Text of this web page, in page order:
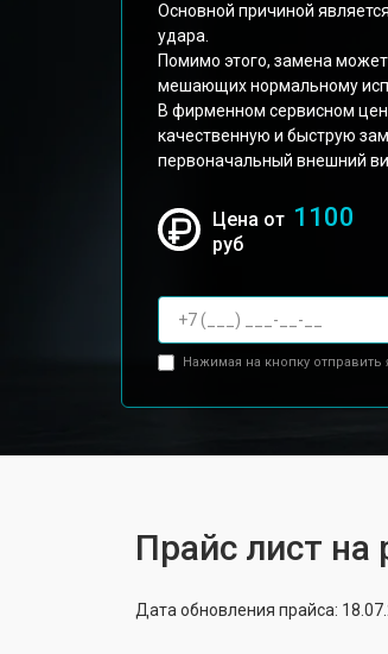
Основной причиной
удара.
Помимо этого, замена
мешающих нормальному
В фирменном сервисном
качественную и быструю
первоначальный внешний
Цена от 1100
руб
Нажимая на кнопку
Прайс лист на
Дата обновления прайса: